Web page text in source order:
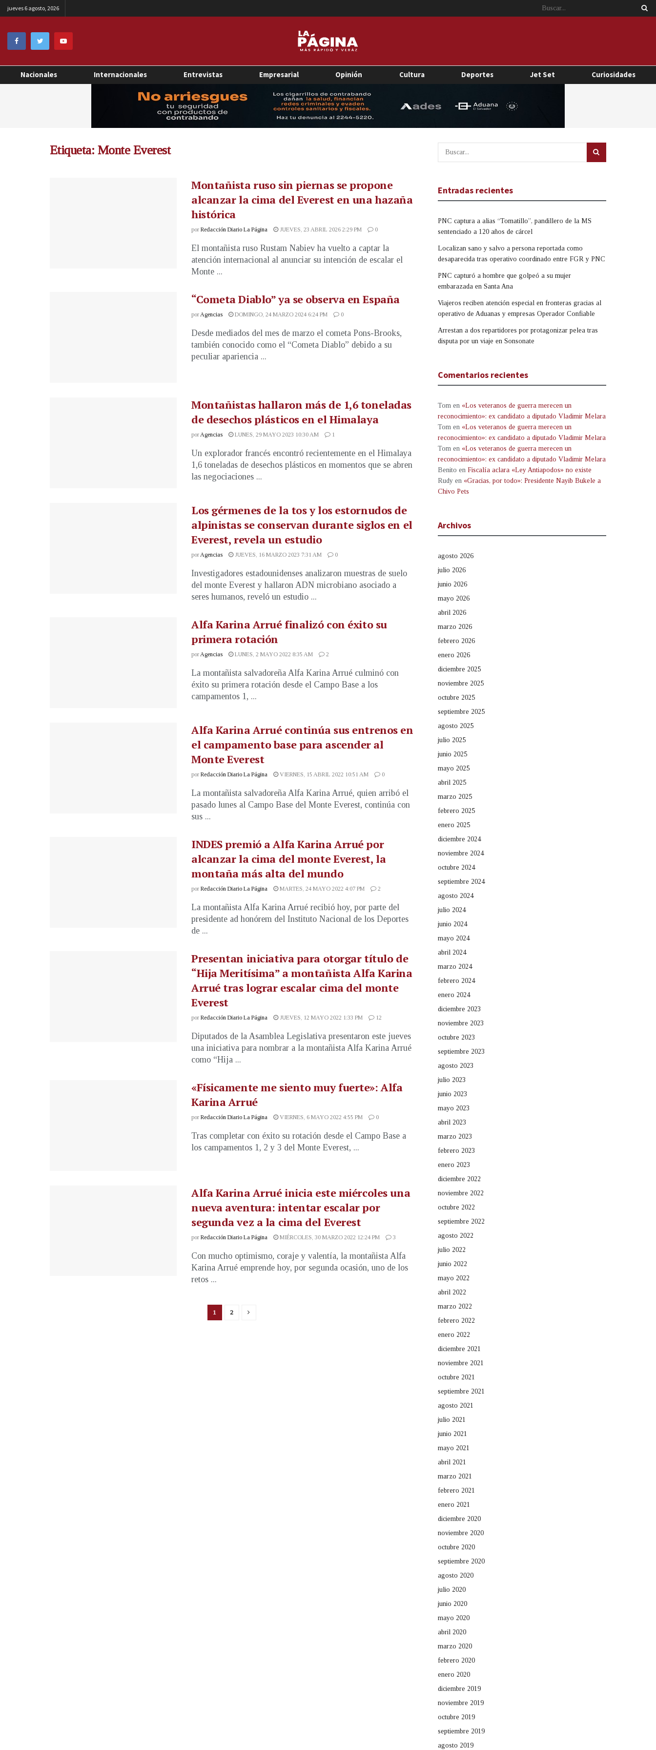
jueves 6 agosto, 2026
Nacionales Internacionales Entrevistas Empresarial Opinión Cultura Deportes Jet Set Curiosidades
Etiqueta: Monte Everest
Montañista ruso sin piernas se propone
alcanzar la cima del Everest en una hazaña
histórica
por Redacción Diario La Página JUEVES, 23 ABRIL 2026 2:29 PM 0
El montañista ruso Rustam Nabiev ha vuelto a captar la
atención internacional al anunciar su intención de escalar el
Monte ...
“Cometa Diablo” ya se observa en España
porAgencias DOMINGO, 24 MARZO 2024 6:24 PM 0
Desde mediados del mes de marzo el cometa Pons-Brooks,
también conocido como el “Cometa Diablo” debido a su
peculiar apariencia ...
Montañistas hallaron más de 1,6 toneladas
de desechos plásticos en el Himalaya
porAgencias LUNES, 29 MAYO 2023 10:30 AM 1
Un explorador francés encontró recientemente en el Himalaya
1,6 toneladas de desechos plásticos en momentos que se abren
las negociaciones ...
Los gérmenes de la tos y los estornudos de
alpinistas se conservan durante siglos en el
Everest, revela un estudio
por Agencias JUEVES, 16 MARZO 2023 7:31 AM 0
Investigadores estadounidenses analizaron muestras de suelo
del monte Everest y hallaron ADN microbiano asociado a
seres humanos, reveló un estudio ...
Alfa Karina Arrué finalizó con éxito su
primera rotación
por Agencias LUNES, 2 MAYO 2022 8:35 AM 2
La montañista salvadoreña Alfa Karina Arrué culminó con
éxito su primera rotación desde el Campo Base a los
campamentos 1, ...
Alfa Karina Arrué continúa sus entrenos en
el campamento base para ascender al
Monte Everest
por Redacción Diario La Página VIERNES, 15 ABRIL 2022 10:51 AM 0
La montañista salvadoreña Alfa Karina Arrué, quien arribó el
pasado lunes al Campo Base del Monte Everest, continúa con
sus ...
INDES premió a Alfa Karina Arrué por
alcanzar la cima del monte Everest, la
montaña más alta del mundo
por Redacción Diario La Página MARTES, 24 MAYO 2022 4:07 PM 2
La montañista Alfa Karina Arrué recibió hoy, por parte del
presidente ad honórem del Instituto Nacional de los Deportes
de ...
Presentan iniciativa para otorgar título de
“Hija Meritísima” a montañista Alfa Karina
Arrué tras lograr escalar cima del monte
Everest
por Redacción Diario La Página JUEVES, 12 MAYO 2022 1:33 PM 12
Diputados de la Asamblea Legislativa presentaron este jueves
una iniciativa para nombrar a la montañista Alfa Karina Arrué
como “Hija ...
«Físicamente me siento muy fuerte»: Alfa
Karina Arrué
por Redacción Diario La Página VIERNES, 6 MAYO 2022 4:55 PM 0
Tras completar con éxito su rotación desde el Campo Base a
los campamentos 1, 2 y 3 del Monte Everest, ...
Alfa Karina Arrué inicia este miércoles una
nueva aventura: intentar escalar por
segunda vez a la cima del Everest
por Redacción Diario La Página MIÉRCOLES, 30 MARZO 2022 12:24 PM 3
Con mucho optimismo, coraje y valentía, la montañista Alfa
Karina Arrué emprende hoy, por segunda ocasión, uno de los
retos ...
1 2
Entradas recientes
PNC captura a alias “Tomatillo”, pandillero de la MS
sentenciado a 120 años de cárcel
Localizan sano y salvo a persona reportada como
desaparecida tras operativo coordinado entre FGR y PNC
PNC capturó a hombre que golpeó a su mujer
embarazada en Santa Ana
Viajeros reciben atención especial en fronteras gracias al
operativo de Aduanas y empresas Operador Confiable
Arrestan a dos repartidores por protagonizar pelea tras
disputa por un viaje en Sonsonate
Comentarios recientes
Tom en «Los veteranos de guerra merecen un
reconocimiento»: ex candidato a diputado Vladimir Melara
Tom en «Los veteranos de guerra merecen un
reconocimiento»: ex candidato a diputado Vladimir Melara
Tom en «Los veteranos de guerra merecen un
reconocimiento»: ex candidato a diputado Vladimir Melara
Benito en Fiscalía aclara «Ley Antiapodos» no existe
Rudy en «Gracias, por todo»: Presidente Nayib Bukele a
Chivo Pets
Archivos
agosto 2026
julio 2026
junio 2026
mayo 2026
abril 2026
marzo 2026
febrero 2026
enero 2026
diciembre 2025
noviembre 2025
octubre 2025
septiembre 2025
agosto 2025
julio 2025
junio 2025
mayo 2025
abril 2025
marzo 2025
febrero 2025
enero 2025
diciembre 2024
noviembre 2024
octubre 2024
septiembre 2024
agosto 2024
julio 2024
junio 2024
mayo 2024
abril 2024
marzo 2024
febrero 2024
enero 2024
diciembre 2023
noviembre 2023
octubre 2023
septiembre 2023
agosto 2023
julio 2023
junio 2023
mayo 2023
abril 2023
marzo 2023
febrero 2023
enero 2023
diciembre 2022
noviembre 2022
octubre 2022
septiembre 2022
agosto 2022
julio 2022
junio 2022
mayo 2022
abril 2022
marzo 2022
febrero 2022
enero 2022
diciembre 2021
noviembre 2021
octubre 2021
septiembre 2021
agosto 2021
julio 2021
junio 2021
mayo 2021
abril 2021
marzo 2021
febrero 2021
enero 2021
diciembre 2020
noviembre 2020
octubre 2020
septiembre 2020
agosto 2020
julio 2020
junio 2020
mayo 2020
abril 2020
marzo 2020
febrero 2020
enero 2020
diciembre 2019
noviembre 2019
octubre 2019
septiembre 2019
agosto 2019